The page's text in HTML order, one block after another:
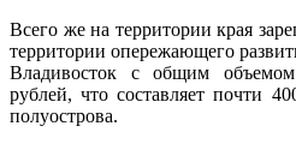
Всего же на территории края
территории опережающего
Владивосток с общим
рублей, что составляет почти
полуострова.